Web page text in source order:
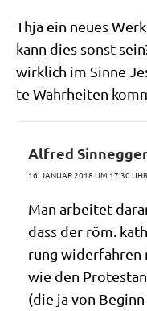
Thja ein neu­es
kann dies sonst
wirk­lich im Sin­ne
te Wahr­hei­ten
Alfred
16. JANUAR 2018 UM 17:30 UHR
Man arbei­tet
dass der röm.
rung wider­fah­ren
wie den
(die ja von